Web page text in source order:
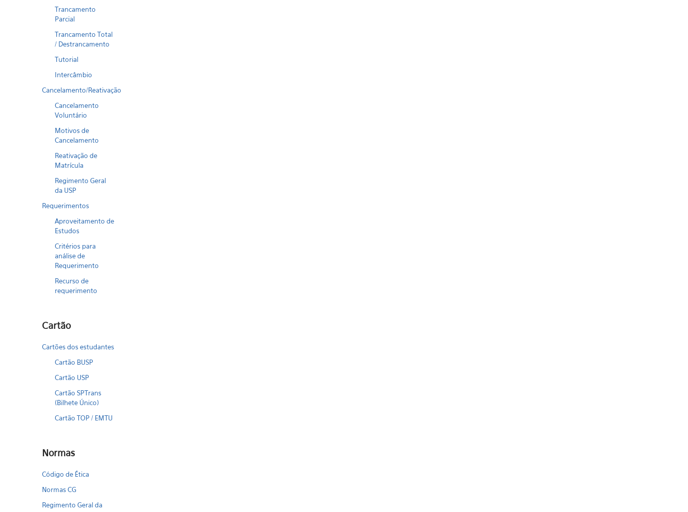
Trancamento
Parcial
Trancamento Total
/ Destrancamento
Tutorial
Intercâmbio
Cancelamento/Reativação
Cancelamento
Voluntário
Motivos de
Cancelamento
Reativação de
Matrícula
Regimento Geral
da USP
Requerimentos
Aproveitamento de
Estudos
Critérios para
análise de
Requerimento
Recurso de
requerimento
Cartão
Cartões dos estudantes
Cartão BUSP
Cartão USP
Cartão SPTrans
(Bilhete Único)
Cartão TOP / EMTU
Normas
Código de Ética
Normas CG
Regimento Geral da